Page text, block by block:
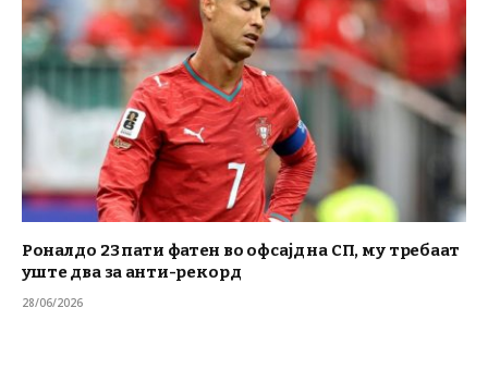
Роналдо 23 пати фатен во офсајд на СП, му требаат
уште два за анти-рекорд
28/06/2026